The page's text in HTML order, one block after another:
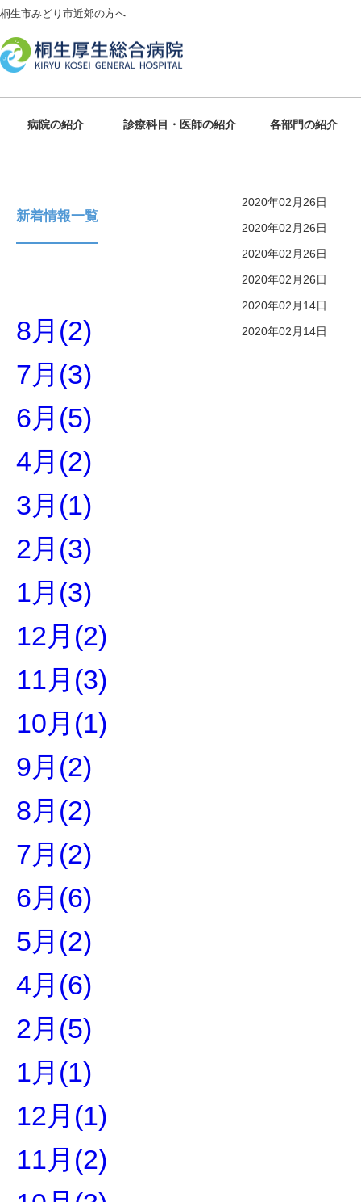
桐生市みどり市近郊の方へ
病院の紹介 診療科目・医師の紹介 各部門の紹介
2020年02月26日
2020年02月26日
2020年02月26日
2020年02月26日
2020年02月14日
2020年02月14日
新着情報一覧
8月(2)
7月(3)
6月(5)
4月(2)
3月(1)
2月(3)
1月(3)
12月(2)
11月(3)
10月(1)
9月(2)
8月(2)
7月(2)
6月(6)
5月(2)
4月(6)
2月(5)
1月(1)
12月(1)
11月(2)